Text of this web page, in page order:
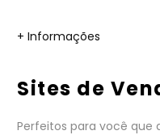
+ Informações
Sites de
Perfeitos para você que